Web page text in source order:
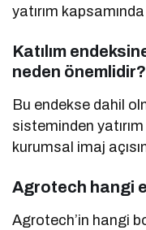
yatırım
Katılım
neden önemlidir?
Bu endekse dahil
sisteminden
kurumsal imaj
Agrotech hangi
Agrotech’in hangi